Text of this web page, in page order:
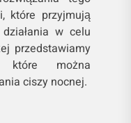
które przyjmują
w celu
przedstawiamy
które można
ciszy nocnej.